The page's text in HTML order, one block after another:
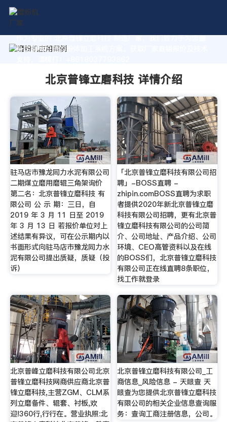
作为专业的 北京普锋立磨科技 制造厂家，我们致力于为您量
身定制高价值的粉体加工系统方案。获取厂家直销报价及技术
北京普锋立磨科技 详情介绍
驻马店市豫龙同力水泥有限公司
二期煤立磨用磨辊三角架询价
第二名：北京普锋立磨科技 有
限公司 公 示 期：三日，自
2019 年 3 月 11 日至 2019
年 3 月 13 日 若报价单位对上
述结果有异议，可在公示期内以
书面形式向驻马店市豫龙同力水
泥有限公司提出质疑，质疑（投
诉）
「北京普锋立磨科技有限公司招
聘」-BOSS直聘 -
zhipin.comBOSS直聘为求职
者提供2020年新北京普锋立磨
科技有限公司招聘，更有北京普
锋立磨科技有限公司的公司简
介、公司地址、产品介绍、公司
环境、CEO高管资料以及在线
的BOSS们，北京普锋立磨科技
有限公司正在线直聘8条职位，
找工作就登录
北京普峰立磨科技有限公司北京
普锋立磨科技网商供应商北京普
锋立磨科技,主营ZGM、CLM系
列立磨备件、辊套、衬板,欢
迎!360行,行行在。营业执照:北
北京普锋立磨科技有限公司_工
商信息_风险信息 - 天眼查 天
眼查为您提供北京普锋立磨科技
有限公司的相关企业信息查询服
务：查询工商注册信息，公司。